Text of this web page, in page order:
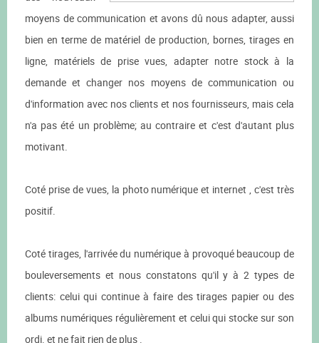
moyens de communication et avons dû nous adapter, aussi
bien en terme de matériel de production, bornes, tirages en
ligne, matériels de prise vues, adapter notre stock à la
demande et changer nos moyens de communication ou
d'information avec nos clients et nos fournisseurs, mais cela
n'a pas été un problème; au contraire et c'est d'autant plus
motivant.
Coté prise de vues, la photo numérique et internet , c'est très
positif.
Coté tirages, l'arrivée du numérique à provoqué beaucoup de
bouleversements et nous constatons qu'il y à 2 types de
clients: celui qui continue à faire des tirages papier ou des
albums numériques régulièrement et celui qui stocke sur son
ordi. et ne fait rien de plus .